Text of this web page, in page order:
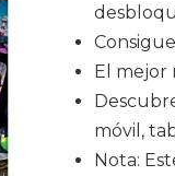
El mejor
móvil,
Nota: